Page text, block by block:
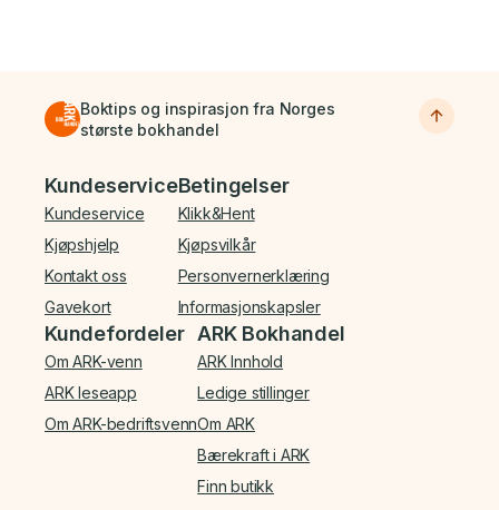
Boktips og inspirasjon fra Norges
største bokhandel
Bunnmeny
Kundeservice
Kundeservice
Kjøpshjelp
Kontakt oss
Gavekort
Betingelser
Klikk&Hent
Kjøpsvilkår
Personvernerklæring
Informasjonskapsler
Kundefordeler
Om ARK-venn
ARK leseapp
Om ARK-bedriftsvenn
ARK Bokhandel
ARK Innhold
Ledige stillinger
Om ARK
Bærekraft i ARK
Finn butikk